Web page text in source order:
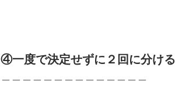
④一度で決定せずに２回に分ける